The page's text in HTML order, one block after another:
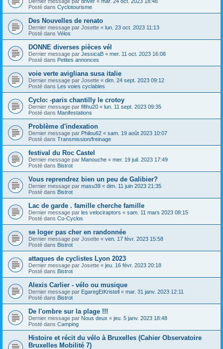
Posté dans Cyclotourisme
Des Nouvelles de renato
Dernier message par Josette « lun. 23 oct. 2023 11:13
Posté dans Vélos
DONNE diverses pièces vél
Dernier message par JessicaB « mer. 11 oct. 2023 16:08
Posté dans Petites annonces
voie verte avigliana susa italie
Dernier message par Josette « dim. 24 sept. 2023 09:12
Posté dans Les voies cyclables
Cyclo: -paris chantilly le crotoy
Dernier message par fifihu20 « lun. 11 sept. 2023 09:35
Posté dans Manifestations
Problème d'indexation
Dernier message par Philou62 « sam. 19 août 2023 10:07
Posté dans Transmission/freinage
festival du Roc Castel
Dernier message par Manouche « mer. 19 juil. 2023 17:49
Posté dans Bistrot
Vous reprendrez bien un peu de Galibier?
Dernier message par masu39 « dim. 11 juin 2023 21:35
Posté dans Bistrot
Lac de garde . famille cherche famille
Dernier message par les velociraptors « sam. 11 mars 2023 08:15
Posté dans Co-Cyclos
se loger pas cher en randonnée
Dernier message par Josette « ven. 17 févr. 2023 15:58
Posté dans Bistrot
attaques de cyclistes Lyon 2023
Dernier message par Josette « jeu. 16 févr. 2023 20:18
Posté dans Bistrot
Alexis Carlier - vélo ou musique
Dernier message par EgaregEtKristell « mar. 31 janv. 2023 12:11
Posté dans Bistrot
De l'ombre sur la plage !!!
Dernier message par Nous deux « jeu. 5 janv. 2023 18:48
Posté dans Camping
Histoire et récit du vélo à Bruxelles (Cahier Observatoire
Bruxelles Mobilité 7)